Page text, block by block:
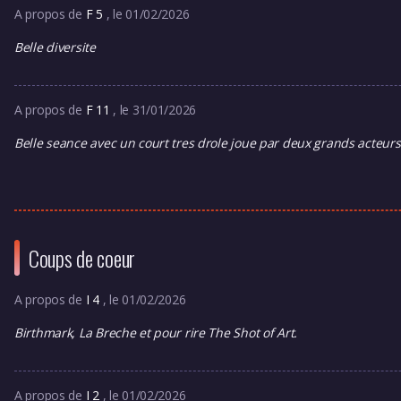
A propos de F 5 , le 01/02/2026
Belle diversite
A propos de F 11 , le 31/01/2026
Belle seance avec un court tres drole joue par deux grands
Coups de coeur
A propos de I 4 , le 01/02/2026
Birthmark, La Breche et pour rire The Shot of Art.
A propos de I 2 , le 01/02/2026